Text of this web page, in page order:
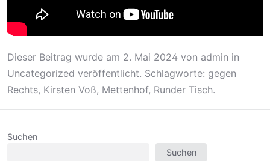
Dieser Beitrag wurde am 2. Mai 2024 von admin in
Uncategorized veröffentlicht. Schlagworte: gegen
Rechts, Kirsten Voß, Mettenhof, Runder Tisch.
Suchen
Suchen